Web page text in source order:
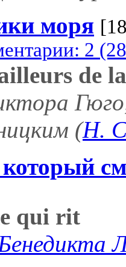
моря
2
de
(Н.
qui rit